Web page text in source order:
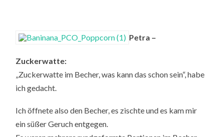
Petra –
Zuckerwatte:
„Zuckerwatte im Becher, was kann das schon sein“, habe
ich gedacht.
Ich öffnete also den Becher, es zischte und es kam mir
ein süßer Geruch entgegen.